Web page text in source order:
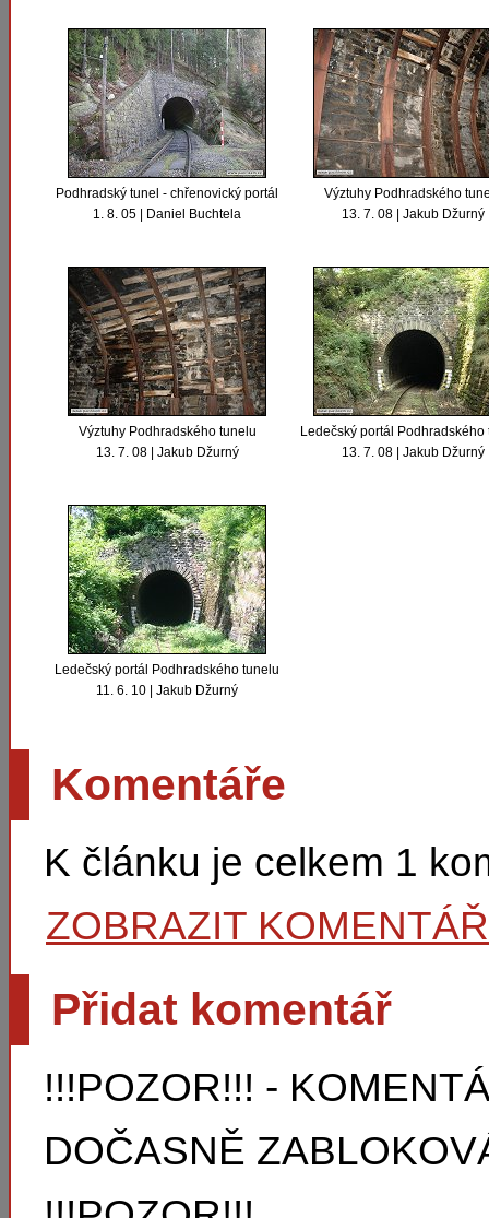
Podhradský tunel - chřenovický portál
1. 8. 05 | Daniel Buchtela
Výztuhy Podhradského
13. 7. 08 | Jakub Džurný
Výztuhy Podhradského tunelu
13. 7. 08 | Jakub Džurný
Ledečský portál Podhradského
13. 7. 08 | Jakub Džurný
Ledečský portál Podhradského tunelu
11. 6. 10 | Jakub Džurný
Komentáře
K článku je celkem 1
ZOBRAZIT
Přidat komentář
!!!POZOR!!! -
DOČASNĚ